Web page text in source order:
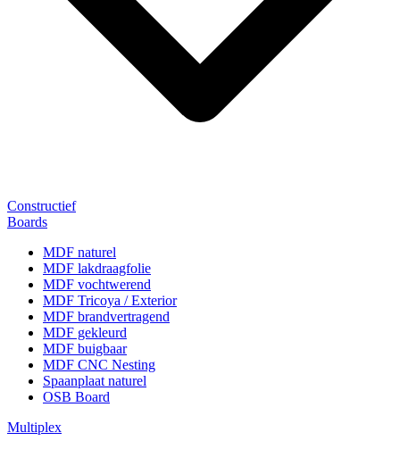
Constructief
Boards
MDF naturel
MDF lakdraagfolie
MDF vochtwerend
MDF Tricoya / Exterior
MDF brandvertragend
MDF gekleurd
MDF buigbaar
MDF CNC Nesting
Spaanplaat naturel
OSB Board
Multiplex